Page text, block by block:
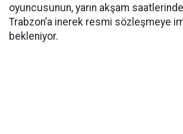
oyuncusunun, yarın akşam
Trabzon’a inerek resmi sözleşmeye
bekleniyor.